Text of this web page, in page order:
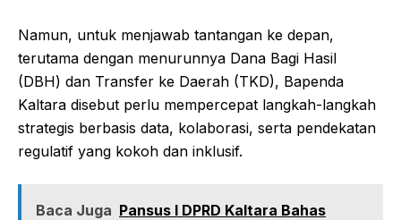
Namun, untuk menjawab tantangan ke depan,
terutama dengan menurunnya Dana Bagi Hasil
(DBH) dan Transfer ke Daerah (TKD), Bapenda
Kaltara disebut perlu mempercepat langkah-langkah
strategis berbasis data, kolaborasi, serta pendekatan
regulatif yang kokoh dan inklusif.
Baca Juga Pansus I DPRD Kaltara Bahas